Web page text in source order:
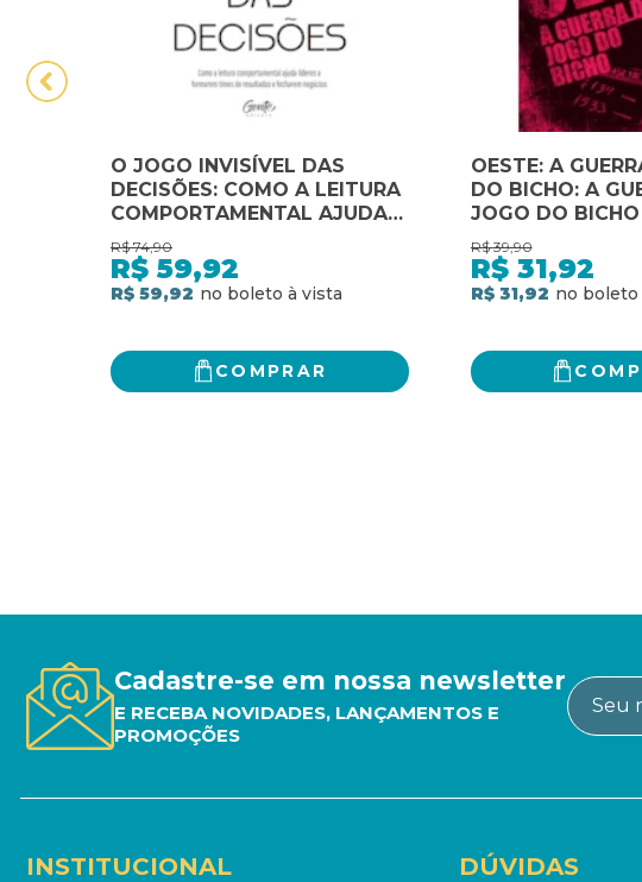
O JOGO INVISÍVEL DAS
DECISÕES: COMO A LEITURA
COMPORTAMENTAL AJUDA
LÍDERES A FORMAREM TIMES
DE RESULTADOS E
FECHAREM NEGÓCIOS
R$ 74,90
R$ 59,92
R$ 59,92
COMPRAR
OESTE: A
DO BICHO: A
JOGO DO BICHO
R$ 39,90
R$ 31,92
R$ 31,92
Cadastre-se em nossa newsletter
E RECEBA NOVIDADES, LANÇAMENTOS E
PROMOÇÕES
INSTITUCIONAL DÚVIDAS